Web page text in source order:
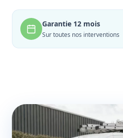
Garantie 12 mois
Sur toutes nos interventions